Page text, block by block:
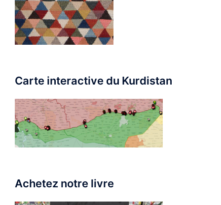
Carte interactive du Kurdistan
Achetez notre livre